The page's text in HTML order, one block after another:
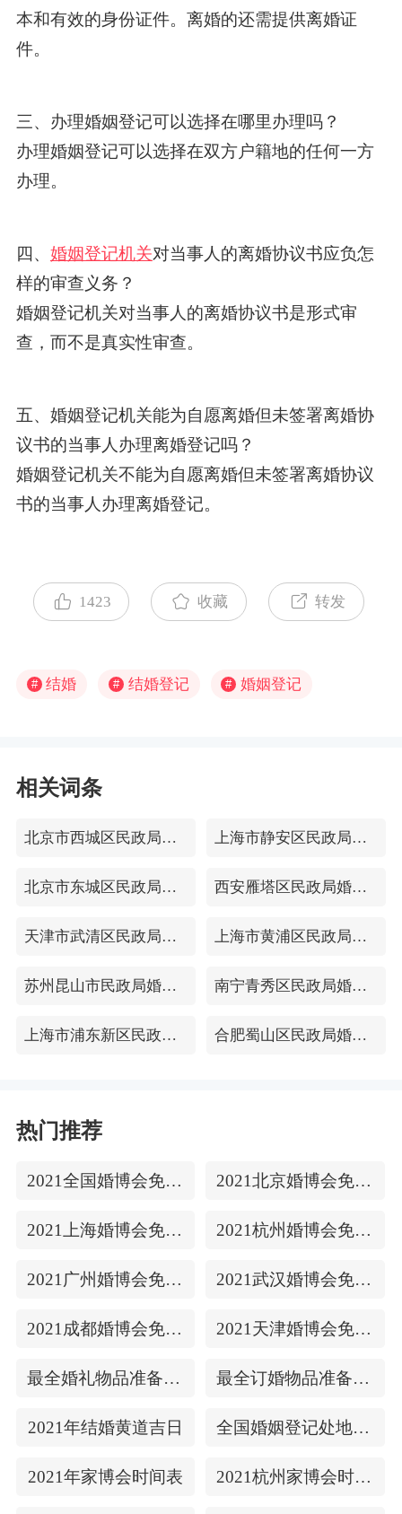
本和有效的身份证件。离婚的还需提供离婚证
件。
三、办理婚姻登记可以选择在哪里办理吗？
办理婚姻登记可以选择在双方户籍地的任何一方
办理。
四、 婚姻登记机关对当事人的离婚协议书应负怎
样的审查义务？
婚姻登记机关对当事人的离婚协议书是形式审
查，而不是真实性审查。
五、婚姻登记机关能为自愿离婚但未签署离婚协
议书的当事人办理离婚登记吗？
婚姻登记机关不能为自愿离婚但未签署离婚协议
书的当事人办理离婚登记。
1423 收藏 转发
# 结婚 # 结婚登记 # 婚姻登记
相关词条
北京市西城区民政局婚姻登记处 上海市静安区民政局婚姻登记处
北京市东城区民政局婚姻登记处 西安雁塔区民政局婚姻登记处
天津市武清区民政局婚姻登记处 上海市黄浦区民政局婚姻登记处
苏州昆山市民政局婚姻登记处 南宁青秀区民政局婚姻登记处
上海市浦东新区民政局婚姻登记处 合肥蜀山区民政局婚姻登记处
热门推荐
2021全国婚博会免费门票 2021北京婚博会免费门票
2021上海婚博会免费门票 2021杭州婚博会免费门票
2021广州婚博会免费门票 2021武汉婚博会免费门票
2021成都婚博会免费门票 2021天津婚博会免费门票
最全婚礼物品准备清单 最全订婚物品准备清单
2021年结婚黄道吉日 全国婚姻登记处地址/上下时间
2021年家博会时间表 2021杭州家博会时间表